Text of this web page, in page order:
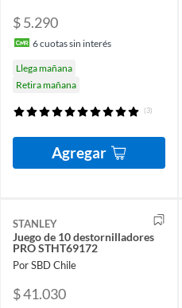
$ 5.290
6cuotas sin interés
Llega mañana
Retira mañana
(3)
Agregar
STANLEY
Juego de 10 destornilladores
PRO STHT69172
Por SBD Chile
$ 41.030